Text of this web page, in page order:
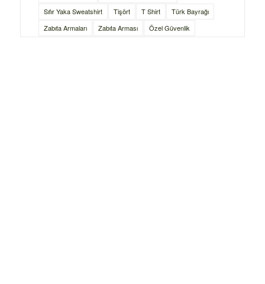
Sıfır Yaka Sweatshirt
Tişört T Shirt
Türk Bayrağı
Zabıta Armaları
Zabıta Arması Özel Güvenlik